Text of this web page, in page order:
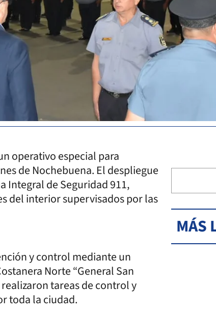
operativo especial para
de Nochebuena. El despliegue
Integral de Seguridad 911,
del interior supervisados por las
y control mediante un
Norte “General San
realizaron tareas de control y
toda la ciudad.
MÁS